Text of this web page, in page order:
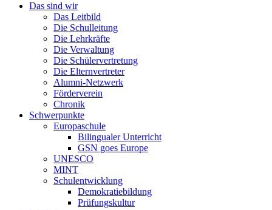
Das sind wir
Das Leitbild
Die Schulleitung
Die Lehrkräfte
Die Verwaltung
Die Schülervertretung
Die Elternvertreter
Alumni-Netzwerk
Förderverein
Chronik
Schwerpunkte
Europaschule
Bilingualer Unterricht
GSN goes Europe
UNESCO
MINT
Schulentwicklung
Demokratiebildung
Prüfungskultur